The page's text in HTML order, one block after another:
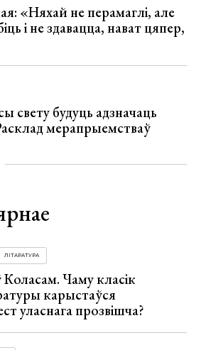
«Няхай не перамаглі, але
і не здавацца, нават цяпер,
свету будуць адзначаць
мерапрыемстваў
ЛІТАРАТУРА
Коласам. Чаму класік
карыстаўся
уласнага прозвішча?